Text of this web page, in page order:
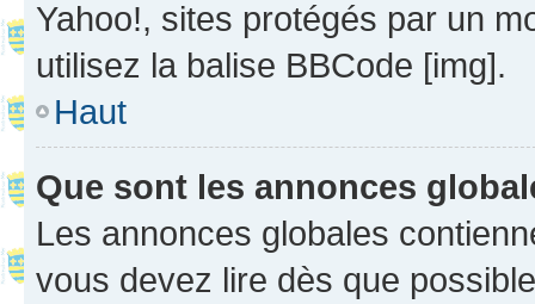
Yahoo!, sites protégés par un
utilisez la balise BBCode [img].
Haut
Que sont les annonces
Les annonces globales
vous devez lire dès que